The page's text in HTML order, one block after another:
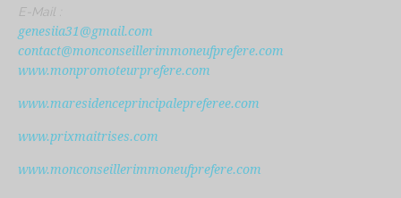
E-Mail :
genesiia31@gmail.com
contact@monconseillerimmoneufprefere.com
www.monpromoteurprefere.com
www.maresidenceprincipalepreferee.com
www.prixmaitrises.com
www.monconseillerimmoneufprefere.com